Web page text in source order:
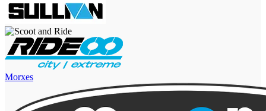
Morxes